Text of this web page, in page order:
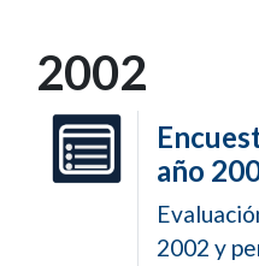
2002
año
2002 y